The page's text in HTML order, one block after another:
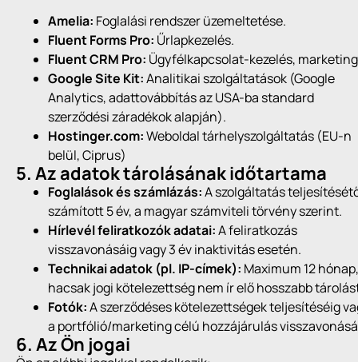
Amelia: Foglalási rendszer üzemeltetése.
Fluent Forms Pro: Űrlapkezelés.
Fluent CRM Pro: Ügyfélkapcsolat-kezelés,
Google Site Kit:Analitikai szolgáltatások (Google
Analytics, adattovábbítás az USA-ba standard
szerződési záradékok alapján).
Hostinger.com:Weboldal tárhelyszolgáltatás (EU-n
belül, Ciprus)
5. Az adatok tárolásának időtartama
Foglalások és számlázás:A szolgáltatás
számított 5 év, a magyar számviteli törvény szerint.
Hírlevél feliratkozók adatai:A feliratkozás
visszavonásáig vagy 3 év inaktivitás esetén.
Technikai adatok (pl. IP-címek): Maximum 12 hónap,
hacsak jogi kötelezettség nem ír elő hosszabb
Fotók:A szerződéses kötelezettségek teljesítéséig
a portfólió/marketing célú hozzájárulás
6. Az Ön jogai